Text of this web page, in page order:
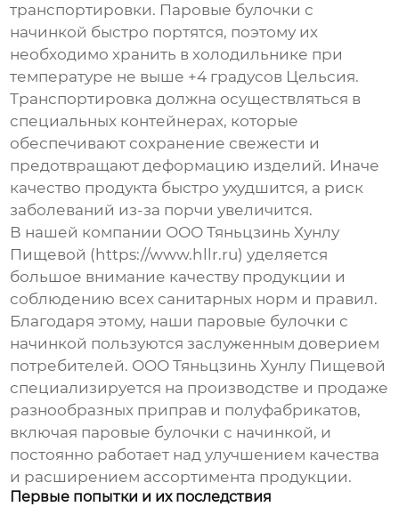
транспортировки. Паровые булочки с
начинкой быстро портятся, поэтому их
необходимо хранить в холодильнике при
температуре не выше +4 градусов Цельсия.
Транспортировка должна осуществляться в
специальных контейнерах, которые
обеспечивают сохранение свежести и
предотвращают деформацию изделий. Иначе
качество продукта быстро ухудшится, а риск
заболеваний из-за порчи увеличится.
В нашей компании ООО Тяньцзинь Хунлу
Пищевой (https://www.hllr.ru) уделяется
большое внимание качеству продукции и
соблюдению всех санитарных норм и правил.
Благодаря этому, наши паровые булочки с
начинкой пользуются заслуженным доверием
потребителей. ООО Тяньцзинь Хунлу Пищевой
специализируется на производстве и продаже
разнообразных приправ и полуфабрикатов,
включая паровые булочки с начинкой, и
постоянно работает над улучшением качества
и расширением ассортимента продукции.
Первые попытки и их последствия